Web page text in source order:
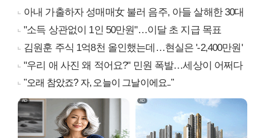
아내 가출하자 성매매女 불러 음주, 아들 살해한 30대
"소득 상관없이 1인 50만원"…이달 초 지급 목표
김원훈 주식 1억8천 올인했는데…현실은 '-2,400만원'
"우리 애 사진 왜 적어요?" 민원 폭발…세상이 어쩌다
"오래 참았죠? 자, 오늘이 그날이에요.."